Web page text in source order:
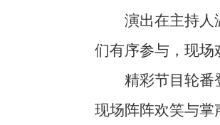
演出在主持人温
们有序参与，现场
精彩节目轮番登
现场阵阵欢笑与掌